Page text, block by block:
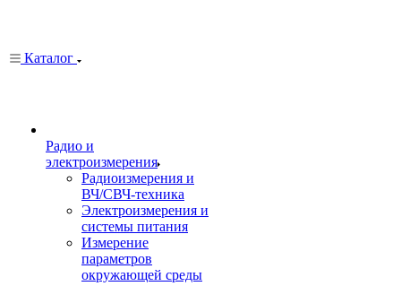
Каталог
Радио и
электроизмерения
Радиоизмерения и
ВЧ/СВЧ-техника
Электроизмерения и
системы питания
Измерение
параметров
окружающей среды